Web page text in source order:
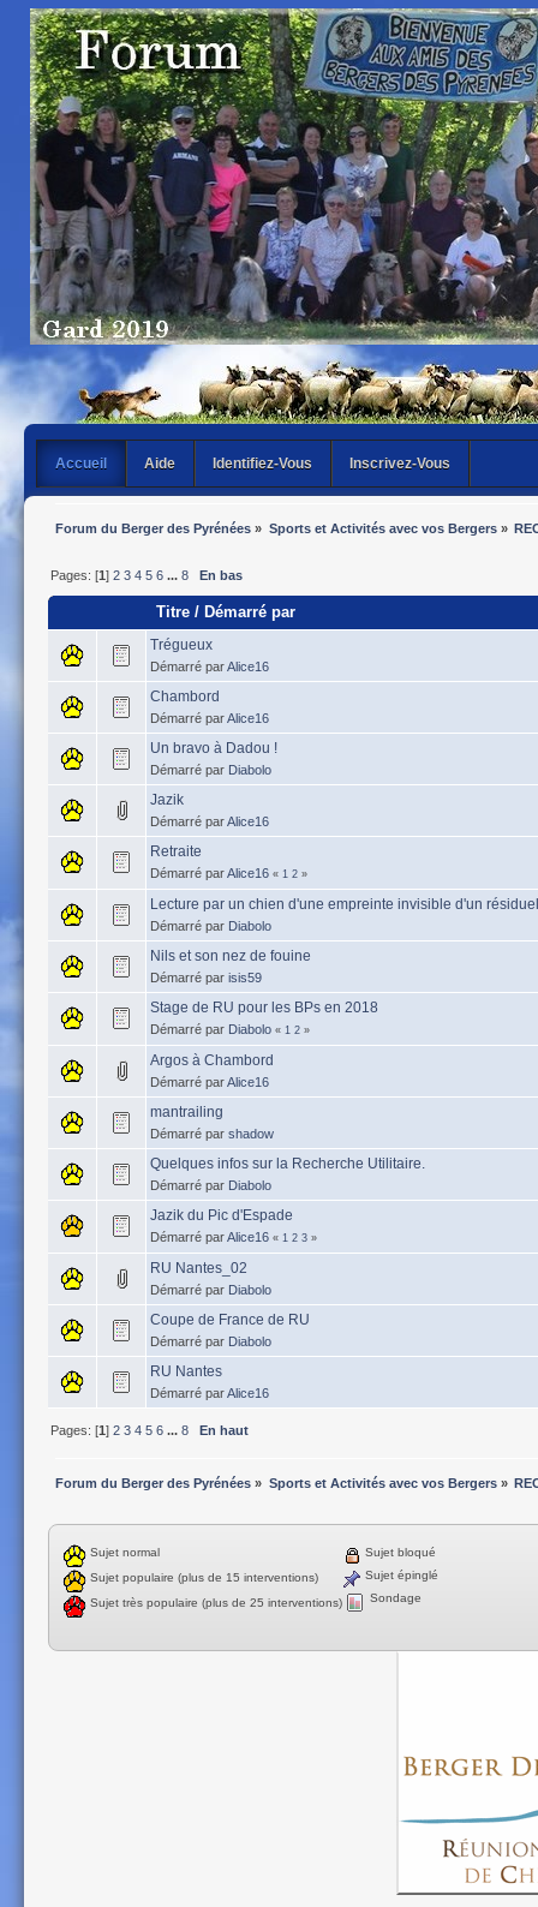
Accueil Aide Identifiez-Vous Inscrivez-Vous
Forum du Berger des Pyrénées » Sports et Activités avec vos Bergers»
Pages: [1]2 3 4 5 6 ...8 En bas
Titre / Démarré par
Trégueux
Démarré parAlice16
Chambord
Démarré parAlice16
Un bravo à Dadou !
Démarré par Diabolo
Jazik
Démarré parAlice16
Retraite
Démarré parAlice16 « 1 2 »
Lecture par un chien d'une empreinte invisible d'un
Démarré par Diabolo
Nils et son nez de fouine
Démarré par isis59
Stage de RU pour les BPs en 2018
Démarré par Diabolo « 1 2 »
Argos à Chambord
Démarré parAlice16
mantrailing
Démarré par shadow
Quelques infos sur la Recherche Utilitaire.
Démarré par Diabolo
Jazik du Pic d'Espade
Démarré parAlice16 « 1 2 3 »
RU Nantes_02
Démarré par Diabolo
Coupe de France de RU
Démarré par Diabolo
RU Nantes
Démarré parAlice16
Pages: [1]2 3 4 5 6 ...8 En haut
Forum du Berger des Pyrénées » Sports et Activités avec vos Bergers»
Sujet normal
Sujet populaire (plus de 15 interventions)
Sujet très populaire (plus de 25 interventions)
Sujet bloqué
Sujet épinglé
Sondage